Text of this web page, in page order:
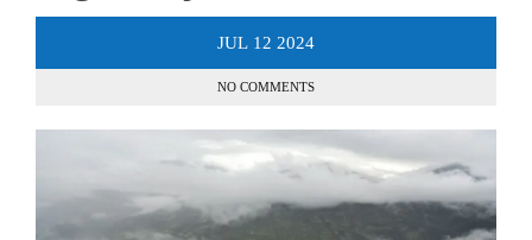
JUL 12 2024
NO COMMENTS